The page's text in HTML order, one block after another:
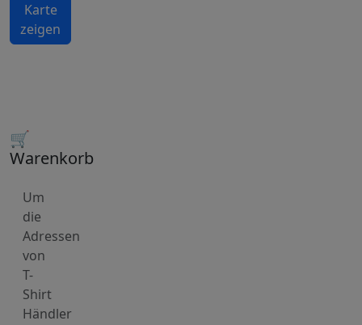
Karte
zeigen
🛒
Warenkorb
Um
die
Adressen
von
T-
Shirt
Händler